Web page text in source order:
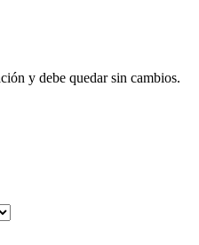
y debe quedar sin cambios.